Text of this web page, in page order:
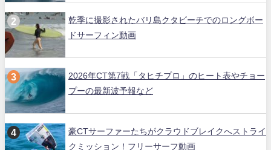
乾季に撮影されたバリ島クタビーチでのロングボー
ドサーフィン動画
2026年CT第7戦「タヒチプロ」のヒート表やチョー
プーの最新波予報など
豪CTサーファーたちがクラウドブレイクへストライ
クミッション！フリーサーフ動画